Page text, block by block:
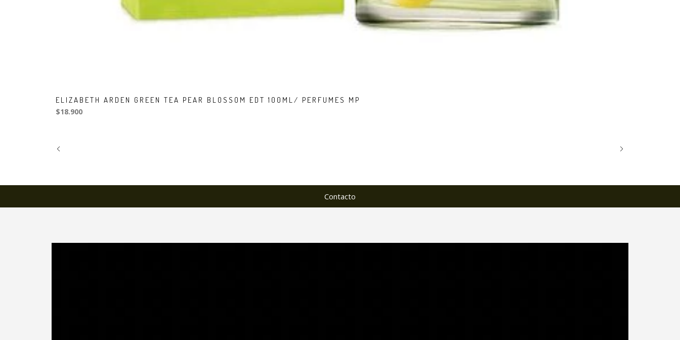
ELIZABETH ARDEN GREEN TEA PEAR BLOSSOM EDT 100ML/ PERFUMES MP
$18.900
Contacto